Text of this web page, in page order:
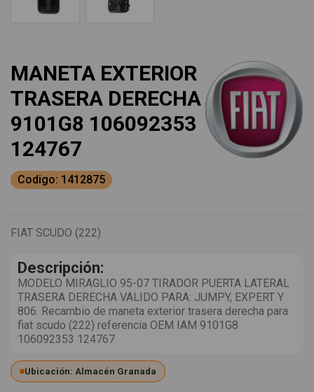
MANETA EXTERIOR
TRASERA DERECHA
9101G8 106092353
124767
Codigo: 1412875
FIAT SCUDO (222)
Descripción:
MODELO MIRAGLIO 95-07 TIRADOR PUERTA LATERAL
TRASERA DERECHA VALIDO PARA: JUMPY, EXPERT Y
806. Recambio de maneta exterior trasera derecha para
fiat scudo (222) referencia OEM IAM 9101G8
106092353 124767
Ubicación: Almacén Granada